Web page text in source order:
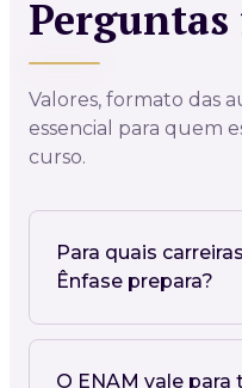
Valores, formato das
essencial para quem
curso.
Para quais
Ênfase prepara?
O ENAM vale para